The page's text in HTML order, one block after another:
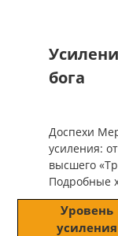
бога
Доспехи
усиления:
высшего
Подробные
Уровень
усиления